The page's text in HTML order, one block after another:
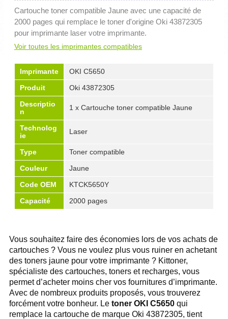
Cartouche toner compatible Jaune avec une capacité de
2000 pages qui remplace le toner d'origine Oki 43872305
pour imprimante laser votre imprimante.
Voir toutes les imprimantes compatibles
Imprimante
OKI C5650
Produit
Oki 43872305
Descriptio
n
1 x Cartouche toner compatible Jaune
Technolog
ie
Laser
Type
Toner compatible
Couleur
Jaune
Code OEM
KTCK5650Y
Capacité
2000 pages
Vous souhaitez faire des économies lors de vos achats de
cartouches ? Vous ne voulez plus vous ruiner en achetant
des toners jaune pour votre imprimante ? Kittoner,
spécialiste des cartouches, toners et recharges, vous
permet d’acheter moins cher vos fournitures d’imprimante.
Avec de nombreux produits proposés, vous trouverez
forcément votre bonheur. Le toner OKI C5650 qui
remplace la cartouche de marque Oki 43872305, tient